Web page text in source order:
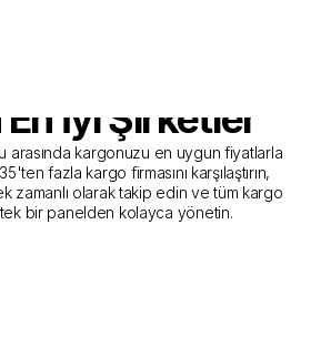
- Kastamonu
Hizmeti
İyi Şirketler
arasında kargonuzu en uygun fiyatlarla
fazla kargo firmasını karşılaştırın,
zamanlı olarak takip edin ve tüm kargo
bir panelden kolayca yönetin.